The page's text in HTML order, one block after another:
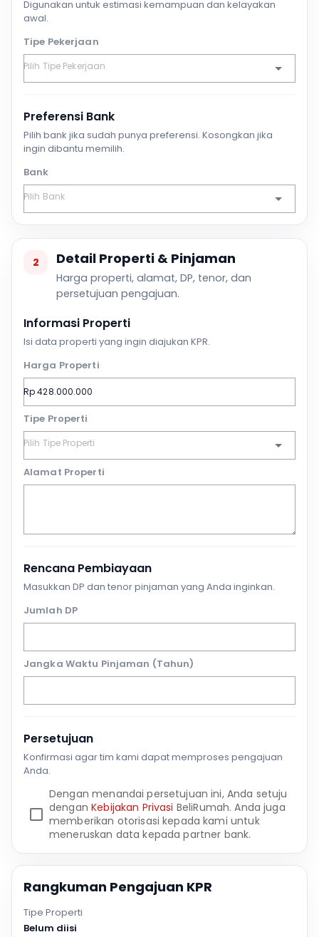
Digunakan untuk estimasi kemampuan dan kelayakan
awal.
Tipe Pekerjaan
Preferensi Bank
Pilih bank jika sudah punya preferensi. Kosongkan jika
ingin dibantu memilih.
Bank
2 Detail Properti & Pinjaman
Harga properti, alamat, DP, tenor, dan
persetujuan pengajuan.
Informasi Properti
Isi data properti yang ingin diajukan KPR.
Harga Properti
Tipe Properti
Alamat Properti
Rencana Pembiayaan
Masukkan DP dan tenor pinjaman yang Anda inginkan.
Jumlah DP
Jangka Waktu Pinjaman (Tahun)
Persetujuan
Konfirmasi agar tim kami dapat memproses pengajuan
Anda.
Dengan menandai persetujuan ini, Anda setuju
denganKebijakan Privasi BeliRumah. Anda juga
memberikan otorisasi kepada kami untuk
meneruskan data kepada partner bank.
Rangkuman Pengajuan KPR
Tipe Properti
Belum diisi